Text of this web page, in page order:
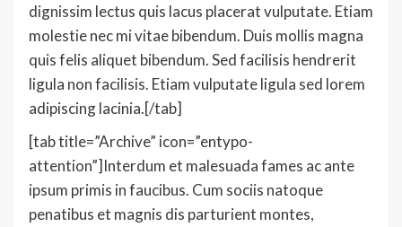
dignissim lectus quis lacus placerat vulputate. Etiam
molestie nec mi vitae bibendum. Duis mollis magna
quis felis aliquet bibendum. Sed facilisis hendrerit
ligula non facilisis. Etiam vulputate ligula sed lorem
adipiscing lacinia.[/tab]
[tab title=”Archive” icon=”entypo-
attention”]Interdum et malesuada fames ac ante
ipsum primis in faucibus. Cum sociis natoque
penatibus et magnis dis parturient montes,